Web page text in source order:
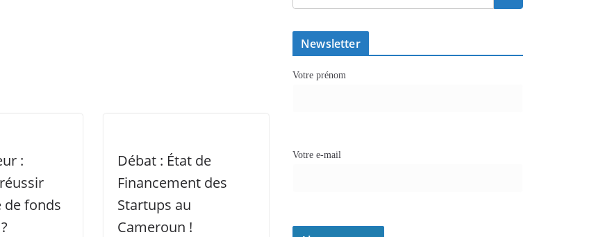
:
de fonds
Débat : État de
Financement des
Startups au
Cameroun !
Newsletter
Votre prénom
Votre e-mail